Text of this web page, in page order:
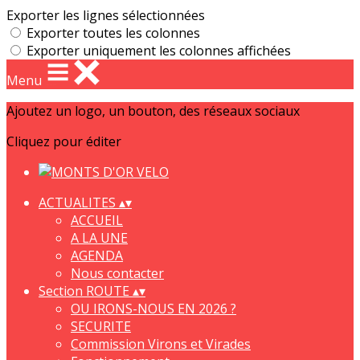
Exporter les lignes sélectionnées
Exporter toutes les colonnes
Exporter uniquement les colonnes affichées
Menu
Ajoutez un logo, un bouton, des réseaux sociaux
Cliquez pour éditer
ACTUALITES ▴▾
ACCUEIL
A LA UNE
AGENDA
Nous contacter
Section ROUTE ▴▾
OU IRONS-NOUS EN 2026 ?
SECURITE
Commission Virons et Virades